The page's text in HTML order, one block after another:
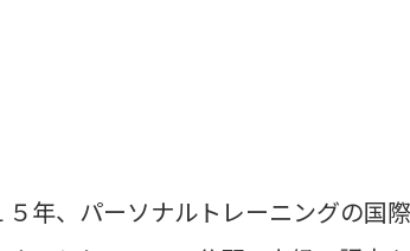
年、パーソナルトレーニングの